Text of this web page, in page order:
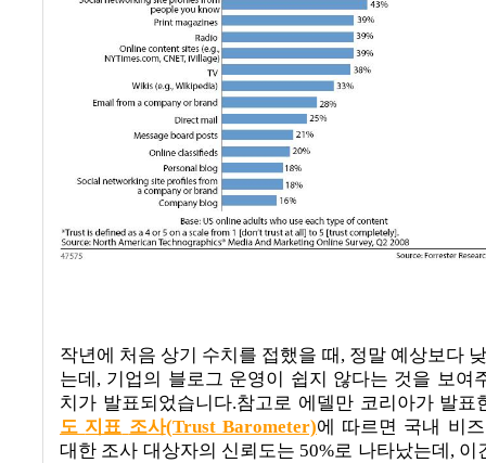
작년에 처음 상기 수치를 접했을 때 , 정말 예상보다
는데 , 기업의 블로그 운영이 쉽지 않다는 것을 보여
치가 발표되었습니다.참고로 에델만 코리아가 발표
도 지표 조사(Trust Barometer)에 따르면 국내 비
대한 조사 대상자의 신뢰도는 50%로 나타났는데, 이